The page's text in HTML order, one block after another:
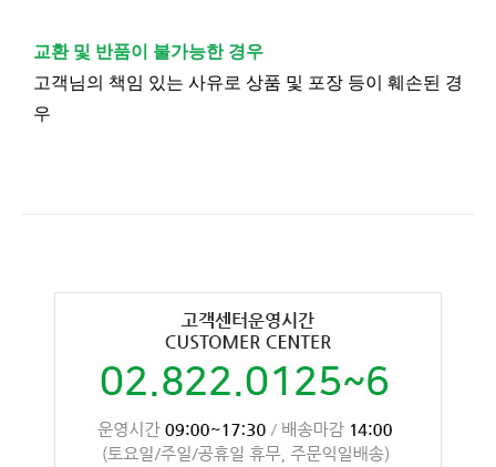
교환 및 반품이 불가능한 경우
고객님의 책임 있는 사유로 상품 및 포장 등이 훼손된 경
우